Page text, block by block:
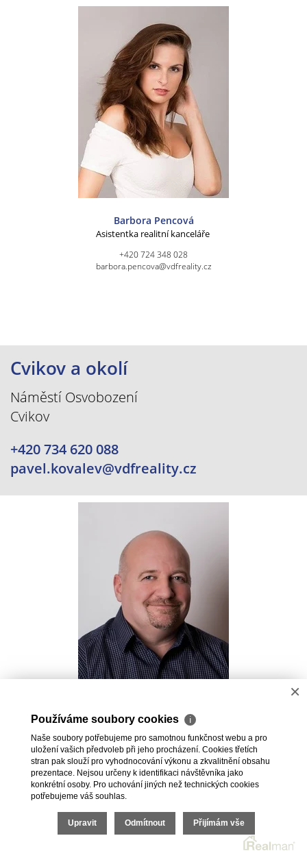
Barbora Pencová
Asistentka realitní kanceláře
+420 724 348 028
barbora.pencova@vdfreality.cz
Cvikov a okolí
Náměstí Osvobození
Cvikov
+420 734 620 088
pavel.kovalev@vdfreality.cz
Pavel Kovalev
+420 723 491 625
pavel.kovalev@vdfreality.cz
×
Používáme soubory cookies ℹ
Naše soubory potřebujeme pro samotnou funkčnost webu a pro
uložení vašich předvoleb při jeho procházení. Cookies třetích
stran pak slouží pro vyhodnocování výkonu a zkvalitnění obsahu
prezentace. Nejsou určeny k identifikaci návštěvníka jako
konkrétní osoby. Pro uchování jiných než technických cookies
potřebujeme váš souhlas.
Upravit Odmítnout Přijímám vše